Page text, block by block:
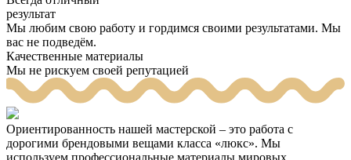
результат
Мы любим свою работу и гордимся своими результатами. Мы
вас не подведём.
Качественные материалы
Мы не рискуем своей репутацией
Ориентированность нашей мастерской – это работа с
дорогими брендовыми вещами класса «люкс». Мы